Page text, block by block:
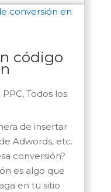
código
PPC, Todos los
de insertar
Adwords, etc.
conversión?
es algo que
en tu sitio